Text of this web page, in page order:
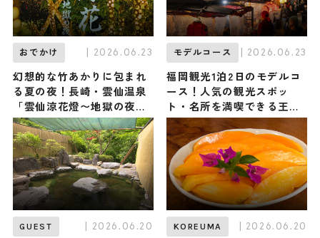
おでかけ | 2026.06.23
幻想的な竹あかりに包まれ
る夏の夜！長崎・雲仙温泉
「雲仙涼花燈〜地獄の夜
詣〜」初開催、6/26から /
長崎県雲仙市
モデルコース | 2026.06.23
福岡観光1泊2日のモデルコ
ース！人気の観光スポッ
ト・名所を満喫できる王道
の旅程を紹介
GUEST | 2026.06.20 KOREUMA | 2026.06.20